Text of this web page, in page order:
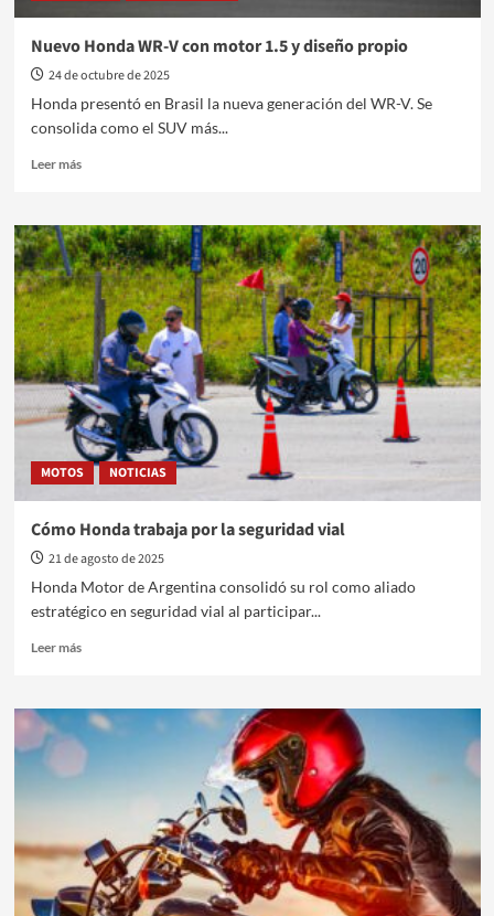
Nuevo Honda WR-V con motor 1.5 y diseño propio
24 de octubre de 2025
Honda presentó en Brasil la nueva generación del WR-V. Se
consolida como el SUV más...
Leer másLeer
Nuevo
Honda
WR-
V
con
motor
1.5
y
diseño
propio
MOTOS NOTICIAS
Cómo Honda trabaja por la seguridad vial
21 de agosto de 2025
Honda Motor de Argentina consolidó su rol como aliado
estratégico en seguridad vial al participar...
Leer másLeer
Cómo
Honda
trabaja